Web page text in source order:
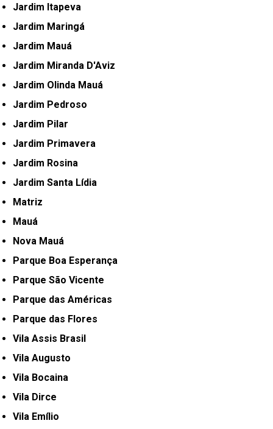
Jardim Itapeva
Jardim Maringá
Jardim Mauá
Jardim Miranda D'Aviz
Jardim Olinda Mauá
Jardim Pedroso
Jardim Pilar
Jardim Primavera
Jardim Rosina
Jardim Santa Lídia
Matriz
Mauá
Nova Mauá
Parque Boa Esperança
Parque São Vicente
Parque das Américas
Parque das Flores
Vila Assis Brasil
Vila Augusto
Vila Bocaina
Vila Dirce
Vila Emílio